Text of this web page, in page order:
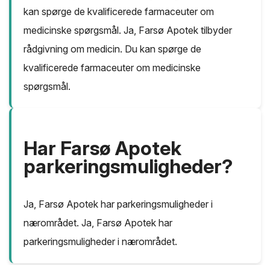
kan spørge de kvalificerede farmaceuter om
medicinske spørgsmål. Ja, Farsø Apotek tilbyder
rådgivning om medicin. Du kan spørge de
kvalificerede farmaceuter om medicinske
spørgsmål.
Har Farsø Apotek
parkeringsmuligheder?
Ja, Farsø Apotek har parkeringsmuligheder i
nærområdet. Ja, Farsø Apotek har
parkeringsmuligheder i nærområdet.